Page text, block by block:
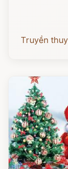
Truyền